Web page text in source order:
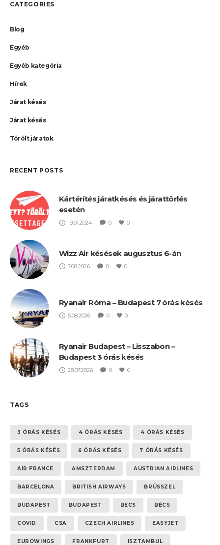
CATEGORIES
Blog
Egyéb
Egyéb kategória
Hírek
Járat késés
Járat késés
Törölt járatok
RECENT POSTS
Kártérítés járatkésés és járattörlés
esetén
19.01.2024 0 0
Wizz Air késések augusztus 6-án
7.08.2026 0 0
Ryanair Róma – Budapest 7 órás késés
5.08.2026 0 0
Ryanair Budapest – Lisszabon –
Budapest 3 órás késés
28.07.2026 0 0
TAGS
3 ÓRÁS KÉSÉS 4 ÓRÁS KÉSÉS 4 ÓRÁS KÉSÉS
5 ÓRÁS KÉSÉS 6 ÓRÁS KÉSÉS 7 ÓRÁS KÉSÉS
AIR FRANCE AMSZTERDAM AUSTRIAN AIRLINES
BARCELONA BRITISH AIRWAYS BRÜSSZEL
BUDAPEST BUDAPEST BÉCS BÉCS
COVID CSA CZECH AIRLINES EASYJET
EUROWINGS FRANKFURT ISZTAMBUL